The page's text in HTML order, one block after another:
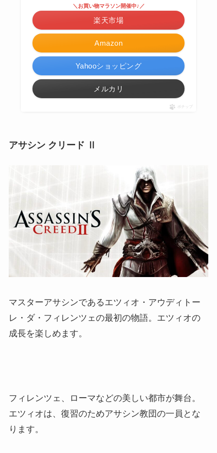
Amazon
＼お買い物マラソン開催中♪／
楽天市場
Yahooショッピング
メルカリ
ポチップ
アサシン クリード Ⅱ
マスターアサシンであるエツィオ・アウディトー
レ・ダ・フィレンツェの最初の物語。エツィオの
成長を楽しめます。
フィレンツェ、ローマなどの美しい都市が舞台。
エツィオは、復習のためアサシン教団の一員とな
ります。